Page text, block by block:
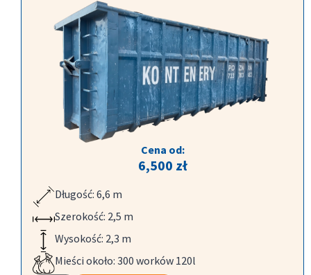
Cena od:
6,500 zł
Długość: 6,6 m
Szerokość: 2,5 m
Wysokość: 2,3 m
Mieści około: 300 worków 120l